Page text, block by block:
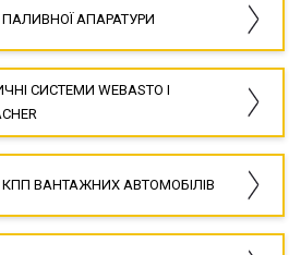
АПАРАТУРИ
СИСТЕМИ WEBASTO І
ВАНТАЖНИХ АВТОМОБІЛІВ